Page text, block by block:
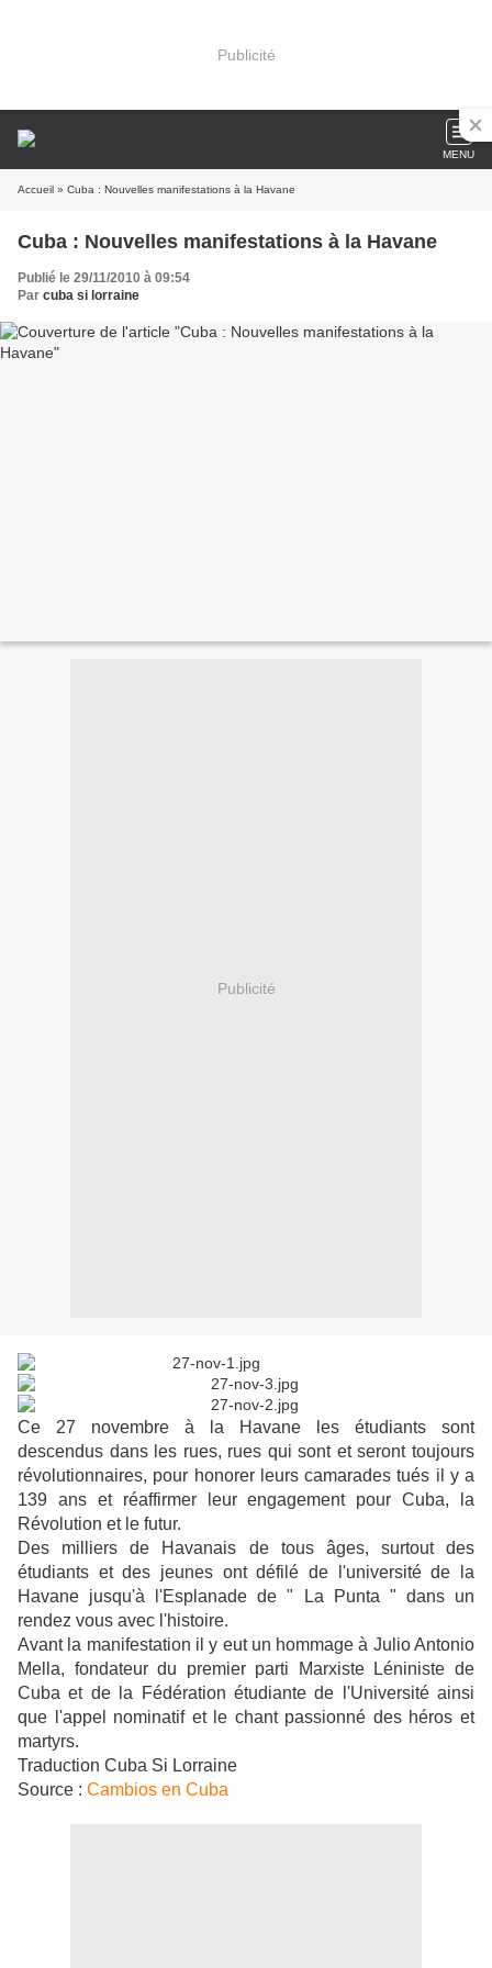
Publicité
MENU
Accueil » Cuba : Nouvelles manifestations à la Havane
Cuba : Nouvelles manifestations à la Havane
Publié le 29/11/2010 à 09:54
Par cuba si lorraine
Publicité
Ce 27 novembre à la Havane les étudiants sont
descendus dans les rues, rues qui sont et seront toujours
révolutionnaires, pour honorer leurs camarades tués il y a
139 ans et réaffirmer leur engagement pour Cuba, la
Révolution et le futur.
Des milliers de Havanais de tous âges, surtout des
étudiants et des jeunes ont défilé de l'université de la
Havane jusqu'à l'Esplanade de " La Punta " dans un
rendez vous avec l'histoire.
Avant la manifestation il y eut un hommage à Julio Antonio
Mella, fondateur du premier parti Marxiste Léniniste de
Cuba et de la Fédération étudiante de l'Université ainsi
que l'appel nominatif et le chant passionné des héros et
martyrs.
Traduction Cuba Si Lorraine
Source : Cambios en Cuba